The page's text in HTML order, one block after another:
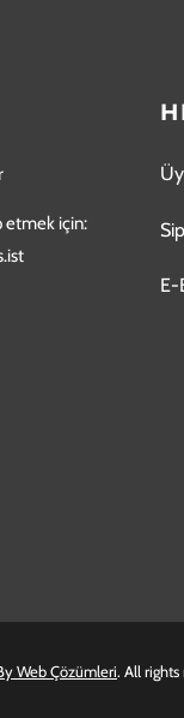
etmek için:
E-
Web Çözümleri. All rights